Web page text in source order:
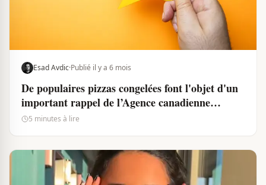
Esad Avdic·Publié il y a 6 mois
De populaires pizzas congelées font l'objet d'un
important rappel de l’Agence canadienne
d’inspection des aliments
5 minutes à lire